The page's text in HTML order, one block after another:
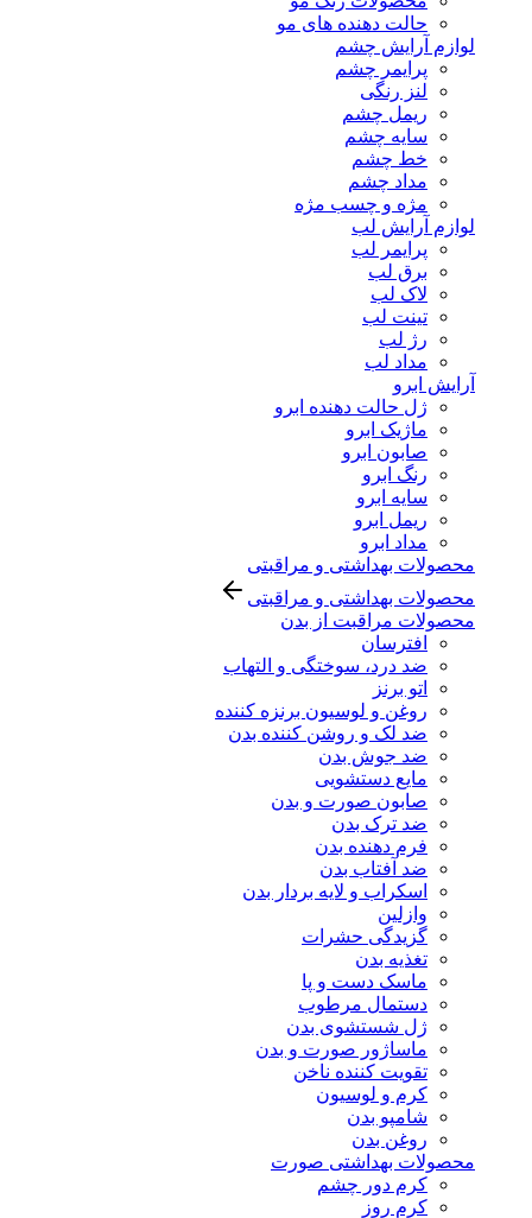
حالت دهنده های مو
لوازم آرایش چشم
پرایمر چشم
لنز رنگی
ریمل چشم
سایه چشم
خط چشم
مداد چشم
مژه و چسب مژه
لوازم آرایش لب
پرایمر لب
برق لب
لاک لب
تینت لب
رژ لب
مداد لب
آرایش ابرو
ژل حالت دهنده ابرو
ماژیک ابرو
صابون ابرو
رنگ ابرو
سایه ابرو
ریمل ابرو
مداد ابرو
محصولات بهداشتی و مراقبتی
محصولات بهداشتی و مراقبتی
محصولات مراقبت از بدن
افترسان
ضد درد، سوختگی و التهاب
اتو برنز
روغن و لوسیون برنزه کننده
ضد لک و روشن کننده بدن
ضد جوش بدن
مایع دستشویی
صابون صورت و بدن
ضد ترک بدن
فرم دهنده بدن
ضد آفتاب بدن
اسکراب و لایه بردار بدن
وازلین
گزیدگی حشرات
تغذیه بدن
ماسک دست و پا
دستمال مرطوب
ژل شستشوی بدن
ماساژور صورت و بدن
تقویت کننده ناخن
کرم و لوسیون
شامپو بدن
روغن بدن
محصولات بهداشتی صورت
کرم دور چشم
کرم روز